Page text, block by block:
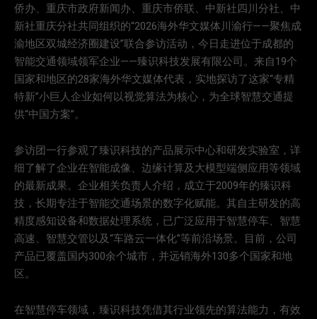
侨办、重庆市政府新闻办、重庆市侨联、中新社四川分社、中
新社重庆分社共同组织的“2026海外华文媒体川渝行——聚焦成
渝地区双城经济圈建设”联合参访活动，今日走进位于成都的
智能交通领域领军企业——臻识科技发展有限公司。来自19个
国家和地区的28家海外华文媒体代表，实地探访了这家“专精
特新”小巨人企业如何以视觉算法为核心，为全球智慧交通提
供“中国方案”。
参访团一行参观了臻识科技的产品展示中心和研发实验室，详
细了解了企业在智能成像、边缘计算及大模型端侧应用等领域
的最新成果。企业相关负责人介绍，成立于2009年的臻识科
技，长期专注于智能交通场景的数字化赋能。其自主研发的高
精度感知设备和数据处理系统，已广泛应用于智慧停车、智慧
高速、智慧交管以及“车路云一体化”等前沿场景。目前，公司
产品已覆盖国内300余个城市，并远销海外130多个国家和地
区。
在智慧停车领域，臻识科技凭借其行业领先的算法能力，有效